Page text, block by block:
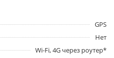
GPS
Нет
Wi-Fi, 4G через роутер*